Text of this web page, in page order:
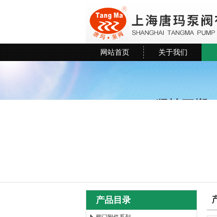
网站首页 关于我们
产品目录